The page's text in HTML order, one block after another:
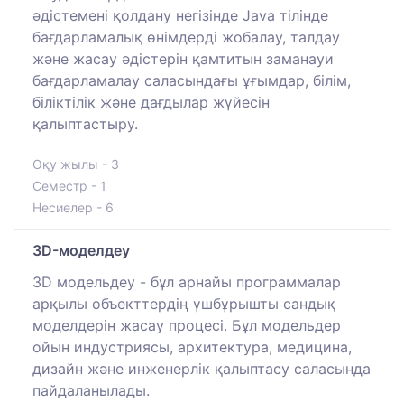
әдістемені қолдану негізінде Java тілінде
бағдарламалық өнімдерді жобалау, талдау
және жасау әдістерін қамтитын заманауи
бағдарламалау саласындағы ұғымдар, білім,
біліктілік және дағдылар жүйесін
қалыптастыру.
Оқу жылы - 3
Семестр - 1
Несиелер - 6
3D-моделдеу
3D модельдеу - бұл арнайы программалар
арқылы объекттердің үшбұрышты сандық
моделдерін жасау процесі. Бұл модельдер
ойын индустриясы, архитектура, медицина,
дизайн және инженерлік қалыптасу саласында
пайдаланылады.